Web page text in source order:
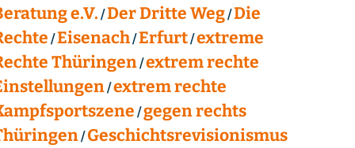
e.V. Der Dritte Weg Die
Eisenach Erfurt extreme
Thüringen extrem rechte
extrem rechte
gegen rechts
Geschichtsrevisionismus